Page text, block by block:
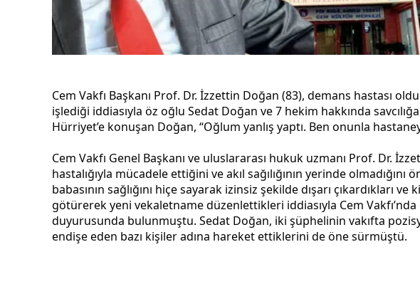
Cem Vakfı Başkanı Prof. Dr. İzzettin Doğan (83), demans hastası
işlediği iddiasıyla öz oğlu Sedat Doğan ve 7 hekim hakkında
Hürriyet’e konuşan Doğan, “Oğlum yanlış yaptı. Ben onunla
Cem Vakfı Genel Başkanı ve uluslararası hukuk uzmanı Prof. Dr.
hastalığıyla mücadele ettiğini ve akıl sağılığının yerinde
babasının sağlığını hiçe sayarak izinsiz şekilde dışarı çıkardıkları
götürerek yeni vekaletname düzenlettikleri iddiasıyla Cem
duyurusunda bulunmuştu. Sedat Doğan, iki şüphelinin vakıfta
endişe eden bazı kişiler adına hareket ettiklerini de öne sürmüştü.